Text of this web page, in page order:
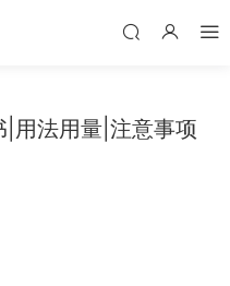
|用法用量|注意事项